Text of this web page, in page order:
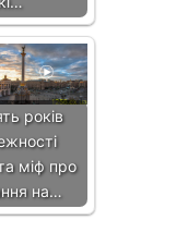
років
міф про
на…